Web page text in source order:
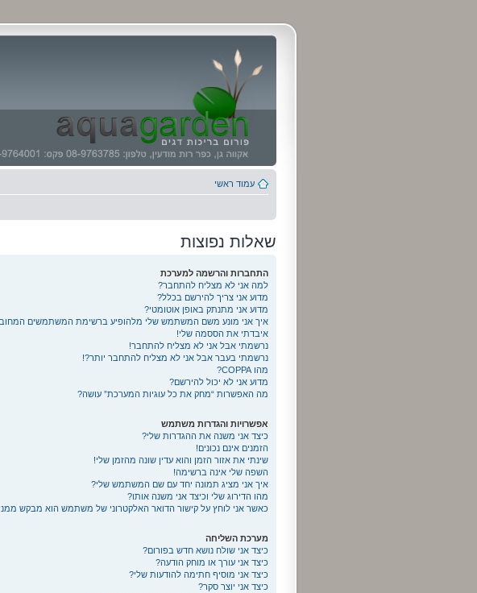
עמוד ראשי
שאלות נפוצות
התחברות והרשמה למערכת
למה אני לא מצליח להתחבר?
מדוע אני צריך להירשם בכלל?
מדוע אני מתנתק באופן אוטומטי?
איך אני מונע משם המשתמש שלי מלהופיע ברשימת המשתמשים
איבדתי את הססמה שלי!
נרשמתי אבל אני לא מצליח להתחבר!
נרשמתי בעבר אבל אני לא מצליח להתחבר יותר?!
מהו COPPA?
מדוע אני לא יכול להירשם?
מה האפשרות “מחק את כל עוגיות המערכת” עושה?
אפשרויות והגדרות משתמש
כיצד אני משנה את ההגדרות שלי?
הזמנים אינם נכונים!
שינתי את אזור הזמן והוא עדין שונה מהזמן שלי!
השפה שלי אינה ברשימה!
איך אני מציג תמונה יחד עם שם המשתמש שלי?
מהו הדירוג שלי וכיצד אני משנה אותו?
כאשר אני לוחץ על קישור הדואר האלקטרוני של משתמש הוא מבקש
מערכת השליחה
כיצד אני שולח נושא חדש בפורום?
כיצד אני עורך או מוחק הודעה?
כיצד אני מוסיף חתימה להודעות שלי?
כיצד אני יוצר סקר?